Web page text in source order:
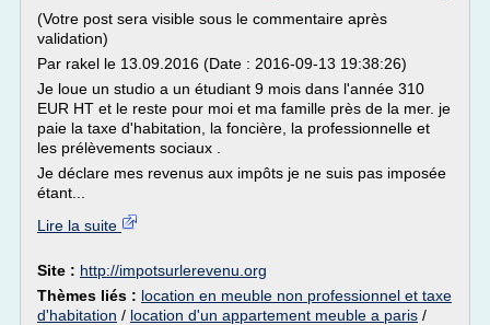
(Votre post sera visible sous le commentaire après
validation)
Par rakel le 13.09.2016 (Date : 2016-09-13 19:38:26)
Je loue un studio a un étudiant 9 mois dans l'année 310
EUR HT et le reste pour moi et ma famille près de la mer. je
paie la taxe d'habitation, la foncière, la professionnelle et
les prélèvements sociaux .
Je déclare mes revenus aux impôts je ne suis pas imposée
étant...
Lire la suite
Site : http://impotsurlerevenu.org
Thèmes liés : location en meuble non professionnel et taxe
d'habitation / location d'un appartement meuble a paris /